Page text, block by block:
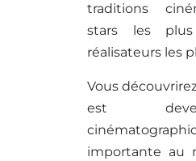
traditions
stars les
réalisateurs les
Vous
est
importante au